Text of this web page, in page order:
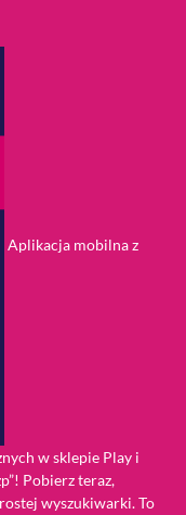
Aplikacja mobilna z
w sklepie Play i
Pobierz teraz,
wyszukiwarki. To